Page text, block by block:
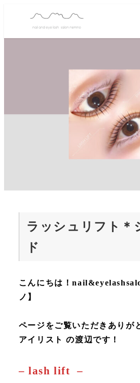
ラッシュリフト＊
ド
こんにちは！
ノ】
ページをご覧いただきありが
アイリスト の渡辺です！
– lash lift –